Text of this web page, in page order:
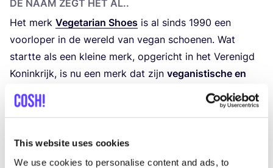
This website uses cookies
We use cookies to personalise content and ads, to
DE NAAM ZEGT HET AL..
Het merk Vege­ta­ri­an Shoes is al sinds 1990 een
voor­lo­per in de wereld van vegan schoe­nen. Wat
start­te als een klei­ne merk, opge­richt in het Ver­e­nigd
Konink­rijk, is nu een merk dat zijn vega­nis­ti­sche en
ethi­scher ver­ant­woord gepro­du­ceer­de schoe­nen
wereld­wijd levert. Of je nu op zoek bent naar een
leu­ke loa­fers of een paar zomer san­da­len, Vege­ta­ri­an
Shoes heeft het alle­maal! Het merk gebruikt